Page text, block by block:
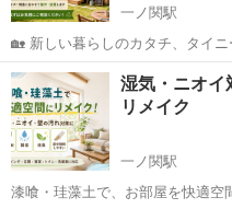
一ノ関駅
🏡 新しい暮らしのカタチ、タイニーハ
一部屋ほしい」そんな方に🏠 趣味部屋・書斎・離れ・子どもの遊び
場・テレワークスペース・物置など、
イズや用途に合...
岩手 一関市 一ノ関駅
湿気・ニオイ
リメイク
一ノ関駅
漆喰・珪藻土で、お部屋を快適空